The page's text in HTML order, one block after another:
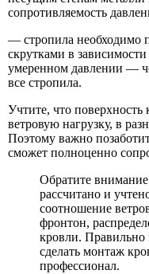
сопротивляемость
— стропила необходимо
скрутками в
умеренном давлении —
все стропила.
Учтите, что
ветровую нагрузку, в
Поэтому важно
сможет полноценно
Обратите
рассчитано и
соотношение
фронтон,
кровли. Правильно
сделать монтаж
профессионал.